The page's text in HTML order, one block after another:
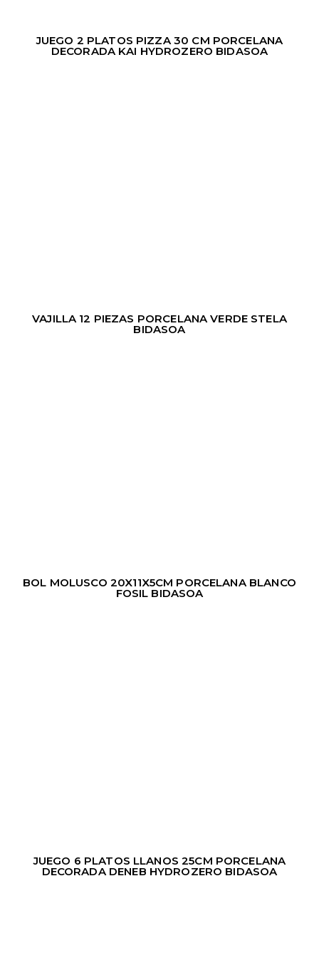
JUEGO 2 PLATOS PIZZA 30 CM PORCELANA
DECORADA KAI HYDROZERO BIDASOA
VAJILLA 12 PIEZAS PORCELANA VERDE STELA
BIDASOA
BOL MOLUSCO 20X11X5CM PORCELANA BLANCO
FOSIL BIDASOA
JUEGO 6 PLATOS LLANOS 25CM PORCELANA
DECORADA DENEB HYDROZERO BIDASOA